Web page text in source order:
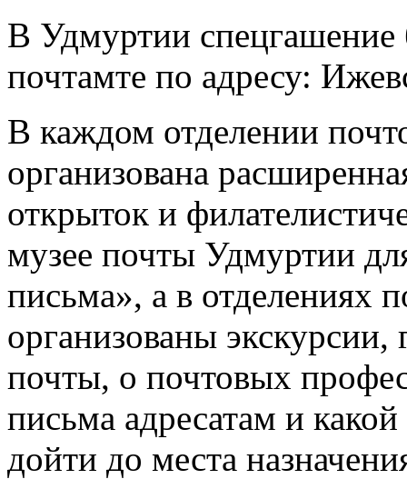
В Удмуртии спецгашение
почтамте по адресу:
В каждом отделении
организована
открыток и
музее почты Удмуртии
письма», а в отделениях
организованы экскурсии,
почты, о почтовых
письма адресатам и
дойти до места